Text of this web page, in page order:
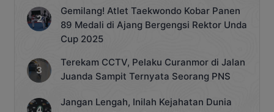
Gemilang! Atlet Taekwondo Kobar Panen
89 Medali di Ajang Bergengsi Rektor Unda
Cup 2025
Terekam CCTV, Pelaku Curanmor di Jalan
Juanda Sampit Ternyata Seorang PNS
Jangan Lengah, Inilah Kejahatan Dunia